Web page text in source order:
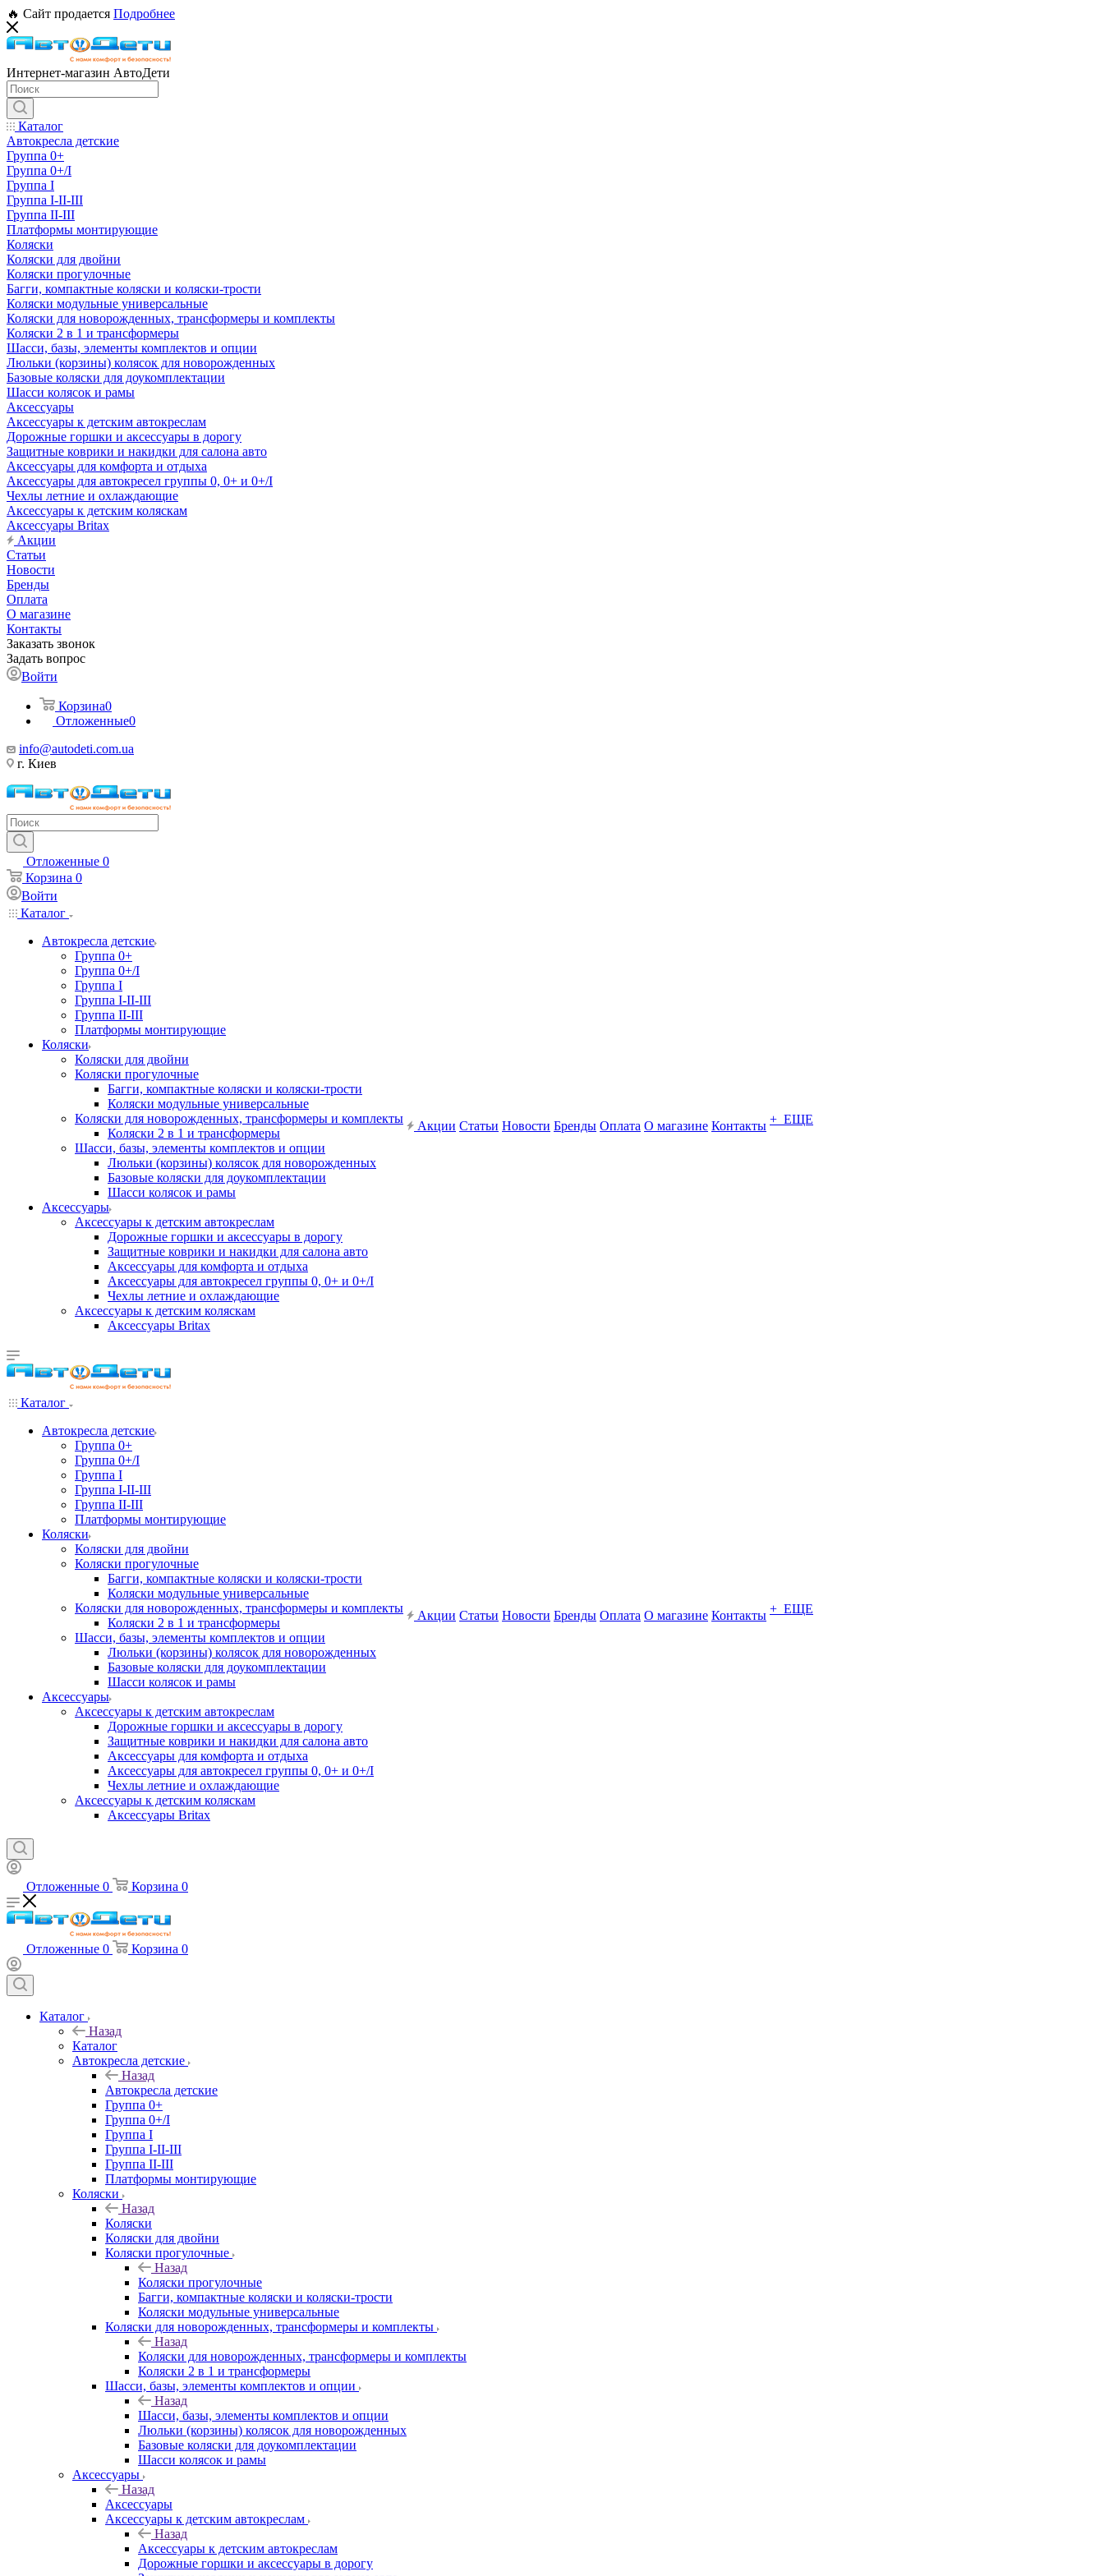
🔥 Сайт продается Подробнее
Интернет-магазин АвтоДети
Каталог
Автокресла детские
Группа 0+
Группа 0+/I
Группа I
Группа I-II-III
Группа II-III
Платформы монтирующие
Коляски
Коляски для двойни
Коляски прогулочные
Багги, компактные коляски и коляски-трости
Коляски модульные универсальные
Коляски для новорожденных, трансформеры и комплекты
Коляски 2 в 1 и трансформеры
Шасси, базы, элементы комплектов и опции
Люльки (корзины) колясок для новорожденных
Базовые коляски для доукомплектации
Шасси колясок и рамы
Аксессуары
Аксессуары к детским автокреслам
Дорожные горшки и аксессуары в дорогу
Защитные коврики и накидки для салона авто
Аксессуары для комфорта и отдыха
Аксессуары для автокресел группы 0, 0+ и 0+/I
Чехлы летние и охлаждающие
Аксессуары к детским коляскам
Аксессуары Britax
Акции
Статьи
Новости
Бренды
Оплата
О магазине
Контакты
Заказать звонок
Задать вопрос
Войти
Корзина0
Отложенные0
info@autodeti.com.ua
г. Киев
Отложенные 0
Корзина 0
Войти
Каталог
Автокресла детские
Группа 0+
Группа 0+/I
Группа I
Группа I-II-III
Группа II-III
Платформы монтирующие
Коляски
Коляски для двойни
Коляски прогулочные
Багги, компактные коляски и коляски-трости
Коляски модульные универсальные
Коляски для новорожденных, трансформеры и комплекты
Коляски 2 в 1 и трансформеры
Шасси, базы, элементы комплектов и опции
Люльки (корзины) колясок для новорожденных
Базовые коляски для доукомплектации
Шасси колясок и рамы
Аксессуары
Аксессуары к детским автокреслам
Дорожные горшки и аксессуары в дорогу
Защитные коврики и накидки для салона авто
Аксессуары для комфорта и отдыха
Аксессуары для автокресел группы 0, 0+ и 0+/I
Чехлы летние и охлаждающие
Аксессуары к детским коляскам
Аксессуары Britax
Акции Статьи Новости Бренды Оплата О магазине Контакты + ЕЩЕ
Каталог
Автокресла детские
Группа 0+
Группа 0+/I
Группа I
Группа I-II-III
Группа II-III
Платформы монтирующие
Коляски
Коляски для двойни
Коляски прогулочные
Багги, компактные коляски и коляски-трости
Коляски модульные универсальные
Коляски для новорожденных, трансформеры и комплекты
Коляски 2 в 1 и трансформеры
Шасси, базы, элементы комплектов и опции
Люльки (корзины) колясок для новорожденных
Базовые коляски для доукомплектации
Шасси колясок и рамы
Аксессуары
Аксессуары к детским автокреслам
Дорожные горшки и аксессуары в дорогу
Защитные коврики и накидки для салона авто
Аксессуары для комфорта и отдыха
Аксессуары для автокресел группы 0, 0+ и 0+/I
Чехлы летние и охлаждающие
Аксессуары к детским коляскам
Аксессуары Britax
Акции Статьи Новости Бренды Оплата О магазине Контакты + ЕЩЕ
Отложенные 0 Корзина 0
Отложенные 0 Корзина 0
Каталог
Назад
Каталог
Автокресла детские
Назад
Автокресла детские
Группа 0+
Группа 0+/I
Группа I
Группа I-II-III
Группа II-III
Платформы монтирующие
Коляски
Назад
Коляски
Коляски для двойни
Коляски прогулочные
Назад
Коляски прогулочные
Багги, компактные коляски и коляски-трости
Коляски модульные универсальные
Коляски для новорожденных, трансформеры и комплекты
Назад
Коляски для новорожденных, трансформеры и комплекты
Коляски 2 в 1 и трансформеры
Шасси, базы, элементы комплектов и опции
Назад
Шасси, базы, элементы комплектов и опции
Люльки (корзины) колясок для новорожденных
Базовые коляски для доукомплектации
Шасси колясок и рамы
Аксессуары
Назад
Аксессуары
Аксессуары к детским автокреслам
Назад
Аксессуары к детским автокреслам
Дорожные горшки и аксессуары в дорогу